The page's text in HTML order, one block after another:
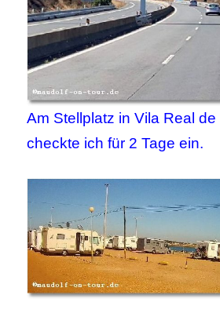
Am Stellplatz in Vila Real
checkte ich für 2 Tage ein.